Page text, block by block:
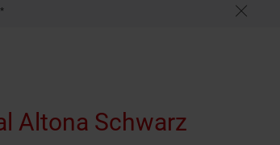
Altona Schwarz